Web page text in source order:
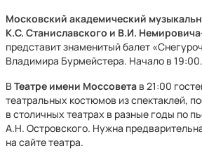
Московский академический
К.С. Станиславского и В.И.
представит знаменитый балет
Владимира Бурмейстера. Начало в 19:00.
ВТеатре имени Моссовета в 21:00
театральных костюмов из спектаклей,
в столичных театрах в разные годы по
А.Н. Островского. Нужна
на сайте театра.